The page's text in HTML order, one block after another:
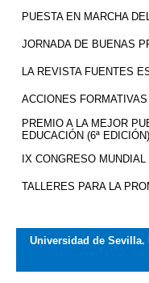
PUESTA EN MARCHA
JORNADA DE BUENAS
LA REVISTA FUENTES
ACCIONES
PREMIO A LA MEJOR
EDUCACIÓN (6ª EDICIÓN)
IX CONGRESO
TALLERES PARA LA
Universidad de Sevilla.